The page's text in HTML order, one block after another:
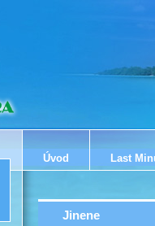
Úvod Last
Jinene